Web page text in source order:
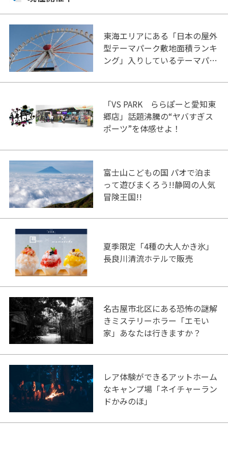
東海エリアにある「日本の屋外
型テーマパーク敷地面積ランキ
ング」入りしているテーマパー
「VS PARK ららぽーと愛知東
郷店」話題沸騰の“ヤバすぎス
ポーツ”を体感せよ！
富士山こどもの国 パオで泊ま
って遊びまくろう!!静岡の人気
冒険王国!!
夏季限定「4種の大人かき氷」
長良川清流ホテルで販売
名古屋市北区にある恐怖の謎解
きミステリーホラー「エモい
家」あなたは行きますか？
レア体験ができるアットホーム
なキャンプ場「ネイチャーラン
ドかみのほ」